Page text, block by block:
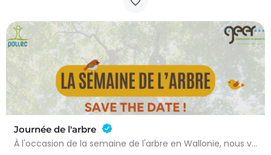
Journée de l'arbre
À l'occasion de la semaine de l'arbre en Wallonie, nous vous proposons l'annuelle distribution gratuite des…